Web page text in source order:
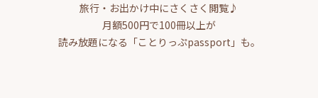
旅行・お出かけ中にさくさく閲覧♪
月額500円で100冊以上が
読み放題になる「ことりっぷpassport」も。